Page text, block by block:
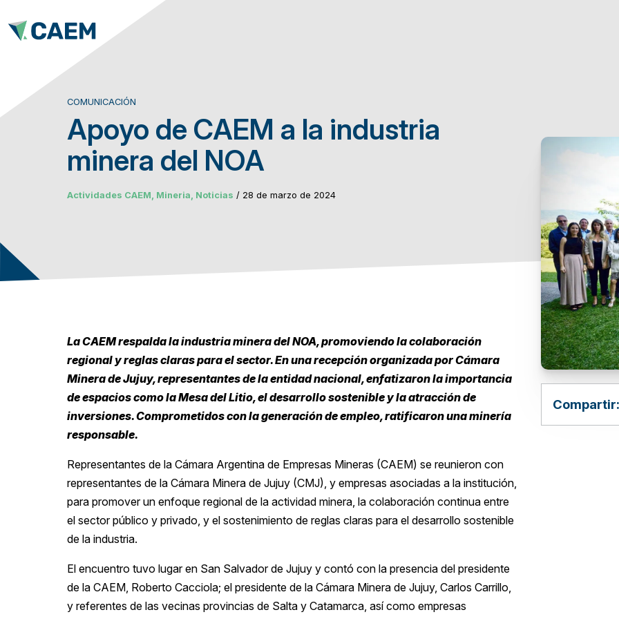
COMUNICACIÓN
Apoyo de CAEM a la industria
minera del NOA
Actividades CAEM, Mineria, Noticias / 28 de marzo de 2024
La CAEM respalda la industria minera del NOA, promoviendo la colaboración
regional y reglas claras para el sector. En una recepción organizada por Cámara
Minera de Jujuy, representantes de la entidad nacional, enfatizaron la importancia
de espacios como la Mesa del Litio, el desarrollo sostenible y la atracción de
inversiones. Comprometidos con la generación de empleo, ratificaron una minería
responsable.
Representantes de la Cámara Argentina de Empresas Mineras (CAEM) se reunieron con
representantes de la Cámara Minera de Jujuy (CMJ), y empresas asociadas a la institución,
para promover un enfoque regional de la actividad minera, la colaboración continua entre
el sector público y privado, y el sostenimiento de reglas claras para el desarrollo sostenible
de la industria.
El encuentro tuvo lugar en San Salvador de Jujuy y contó con la presencia del presidente
de la CAEM, Roberto Cacciola; el presidente de la Cámara Minera de Jujuy, Carlos Carrillo,
y referentes de las vecinas provincias de Salta y Catamarca, así como empresas
Compartir: